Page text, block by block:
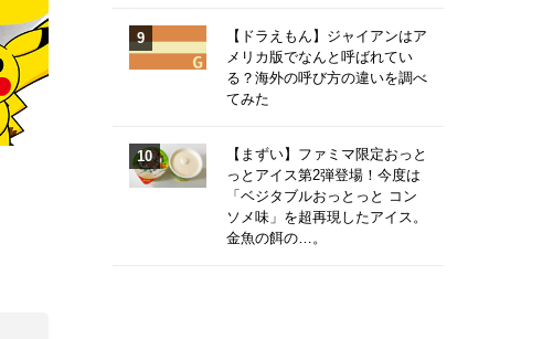
【ドラえもん】ジャイアンはア
メリカ版でなんと呼ばれてい
る？海外の呼び方の違いを調べ
てみた
【まずい】ファミマ限定おっと
っとアイス第2弾登場！今度は
「ベジタブルおっとっと コン
ソメ味」を超再現したアイス。
金魚の餌の…。